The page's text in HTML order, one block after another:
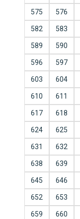
575 576
582 583
589 590
596 597
603 604
610 611
617 618
624 625
631 632
638 639
645 646
652 653
659 660